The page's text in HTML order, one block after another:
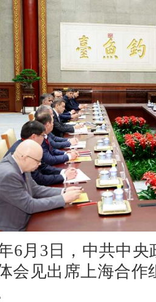
6月3日，中共中
会见出席上海合